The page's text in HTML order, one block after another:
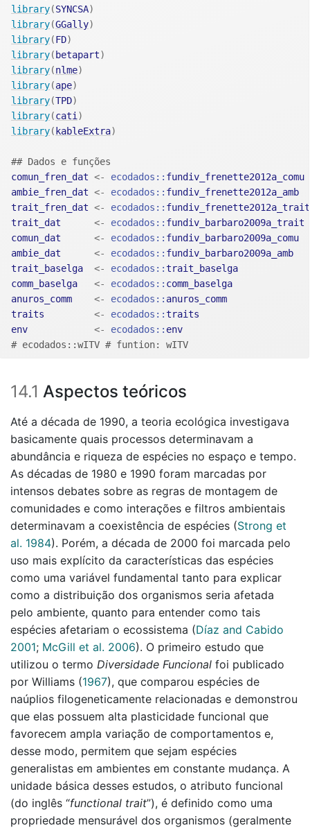
library(SYNCSA)
library(GGally)
library(FD)
library( betapart)
library(nlme)
library(ape)
library(TPD)
library(cati )
library( kableExtra)
## Dados e funções
comun_fren_dat <- ecodados :: fundiv_frenette2012a_comu
ambie_fren_dat <- ecodados :: fundiv_frenette2012a_amb
trait_fren_dat <- ecodados :: fundiv_frenette2012a_trait
trait_dat
<- ecodados :: fundiv_barbaro2009a_trait
comun_dat
<- ecodados :: fundiv_barbaro2009a_comu
ambie_dat
<- ecodados :: fundiv_barbaro2009a_amb
trait_baselga
<- ecodados ::trait_baselga
comm_baselga
<- ecodados :: comm_baselga
anuros_comm
<- ecodados :: anuros_comm
traits
<- ecodados ::traits
env
<- ecodados :: env
# ecodados::wITV # funtion: wITV
14.1 Aspectos teóricos
Até a década de 1990, a teoria ecológica investigava
basicamente quais processos determinavam a
abundância e riqueza de espécies no espaço e tempo.
As décadas de 1980 e 1990 foram marcadas por
intensos debates sobre as regras de montagem de
comunidades e como interações e filtros ambientais
determinavam a coexistência de espécies (Strong et
al. 1984). Porém, a década de 2000 foi marcada pelo
uso mais explícito da características das espécies
como uma variável fundamental tanto para explicar
como a distribuição dos organismos seria afetada
pelo ambiente, quanto para entender como tais
espécies afetariam o ecossistema (Dı́az and Cabido
2001; McGill et al. 2006). O primeiro estudo que
utilizou o termo Diversidade Funcional foi publicado
por Williams (1967), que comparou espécies de
naúplios filogeneticamente relacionadas e demonstrou
que elas possuem alta plasticidade funcional que
favorecem ampla variação de comportamentos e,
desse modo, permitem que sejam espécies
generalistas em ambientes em constante mudança. A
unidade básica desses estudos, o atributo funcional
(do inglês “functional trait”), é definido como uma
propriedade mensurável dos organismos (geralmente